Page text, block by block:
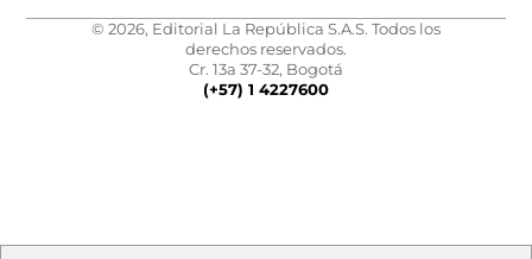
© 2026, Editorial La República S.A.S. Todos los
derechos reservados.
Cr. 13a 37-32, Bogotá
(+57) 1 4227600